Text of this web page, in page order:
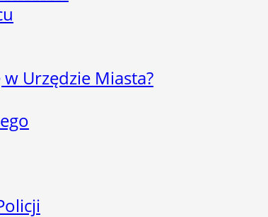
w Urzędzie Miasta?